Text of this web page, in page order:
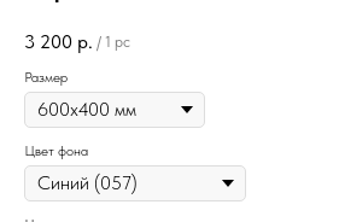
3 200 р. / 1 pc
Размер
Цвет фона